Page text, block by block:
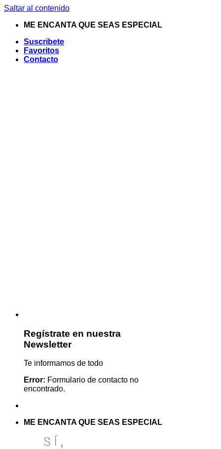
Saltar al contenido
ME ENCANTA QUE SEAS ESPECIAL
Suscribete
Favoritos
Contacto
Regístrate en nuestra
Newsletter
Te informamos de todo
Error: Formulario de contacto no
encontrado.
ME ENCANTA QUE SEAS ESPECIAL